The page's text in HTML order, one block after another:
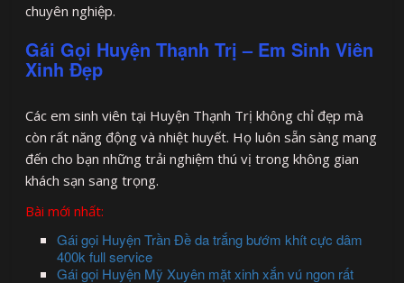
chuyên nghiệp.
Gái Gọi Huyện Thạnh Trị – Em Sinh Viên
Xinh Đẹp
Các em sinh viên tại Huyện Thạnh Trị không chỉ đẹp mà
còn rất năng động và nhiệt huyết. Họ luôn sẵn sàng mang
đến cho bạn những trải nghiệm thú vị trong không gian
khách sạn sang trọng.
Bài mới nhất:
Gái gọi Huyện Trần Đề da trắng bướm khít cực dâm
400k full service
Gái gọi Huyện Mỹ Xuyên mặt xinh xắn vú ngon rất